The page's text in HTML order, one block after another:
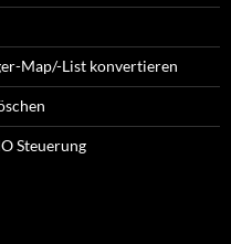
Map/-List konvertieren
Steuerung